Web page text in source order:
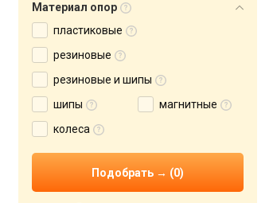
Материал опор
пластиковые
резиновые
резиновые и шипы
шипы
магнитные
колеса